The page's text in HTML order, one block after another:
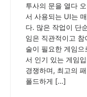
투사의 문을 열다
서 사용되는 UI는
다. 많은 작업이 단
임은 직관적이고
술이 필요한 게임
서 인기 있는 게임
경쟁하며, 최고의
폴드하게 […]